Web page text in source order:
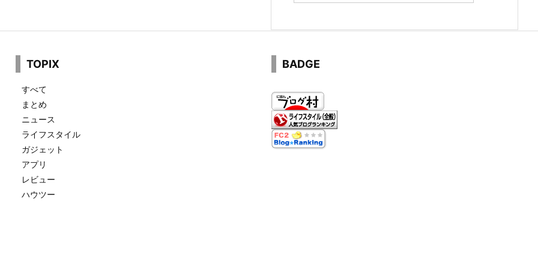
TOPIX
すべて
まとめ
ニュース
ライフスタイル
ガジェット
アプリ
レビュー
ハウツー
BADGE